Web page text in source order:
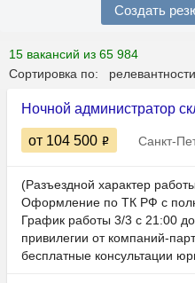
Создать
15 вакансий из 65 984
Сортировка по:
Ночной администратор
от 104 500 Санкт-
(Разъездной характер
Оформление по ТК РФ с
График работы 3/3 с 21:00
привилегии от компаний-
бесплатные консультации